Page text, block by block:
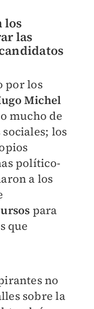
los
las
por los
Michel
mucho de
los
político-
a los
para
que
no
sobre la